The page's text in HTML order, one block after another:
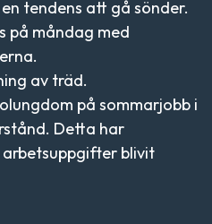
tendens att gå sönder.
på måndag med
av träd.
på sommarjobb i
Detta har
blivit